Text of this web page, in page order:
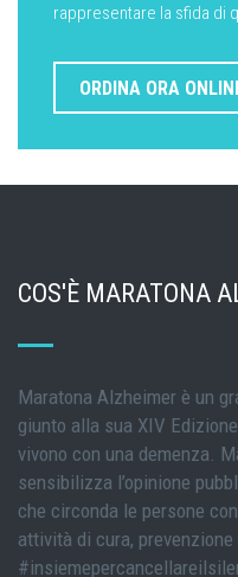
rappresentare la sfida di
ORDINA ORA
COS'È MARATONA
Maratona Alzheimer è un
giunto alla sua XIV
vivono con una demenza.
sensibilizza l’opinione
che circonda le persone
attività di cura, prevenzione